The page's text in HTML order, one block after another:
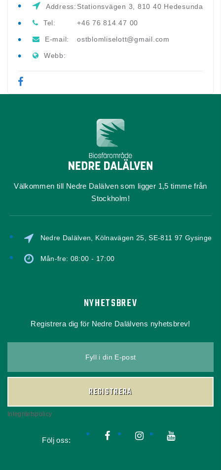
Address: Stationsvägen 3, 810 40 Hedesunda
Tel: +46 76 814 47 00
E-mail: ostblomliselott@gmail.com
Webb:
Välkommen till Nedre Dalälven som ligger 1,5 timme från
Stockholm!
Nedre Dalälven, Kölnavägen 25, SE-811 97 Gysinge
Mån-fre: 08:00 - 17:00
NYHETSBREV
Registrera dig för Nedre Dalälvens nyhetsbrev!
Fyll i din E-post
REGISTRERA
Integritetspolicy
Följ oss: